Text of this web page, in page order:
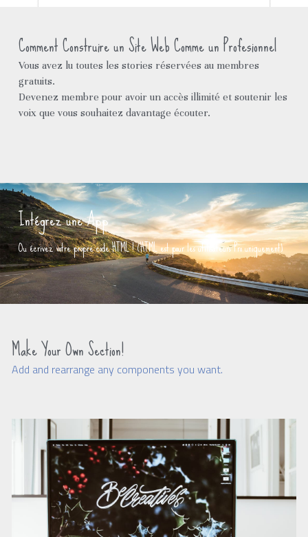
Réseaux
L'artiste au grand coeur
Espace Réservé aux Fans
Premium All Accès (Payant)
Médias Exclusifs
Espace avant-première
Reprises internationales
Connexion/S'inscrire
Rechercher
Comment Construire un Site Web Comme un Profesionnel
Vous avez lu toutes les stories réservées au membres
gratuits.
Devenez membre pour avoir un accès illimité et soutenir les
voix que vous souhaitez davantage écouter.
Intégrez une App
Ou écrivez votre propre code HTML ! (HTML est pour les utilisateurs Pro uniquement)
Make Your Own Section!
Add and rearrange any components you want.